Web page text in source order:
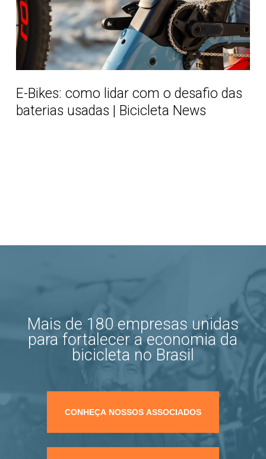
com
o
desafio
das
baterias
usadas
|
Bicicleta
E-Bikes: como lidar com o desafio das
baterias usadas | Bicicleta News
Mais de 180 empresas unidas
para fortalecer a economia da
bicicleta no Brasil
CONHEÇA NOSSOS ASSOCIADOS